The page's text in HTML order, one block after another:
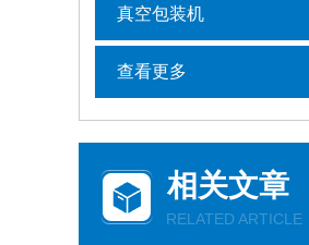
真空包装机
查看更多
相关文章
RELATED ARTICLE